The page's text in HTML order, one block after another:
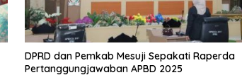
DPRD dan Pemkab Mesuji Sepakati Raperda
Pertanggungjawaban APBD 2025